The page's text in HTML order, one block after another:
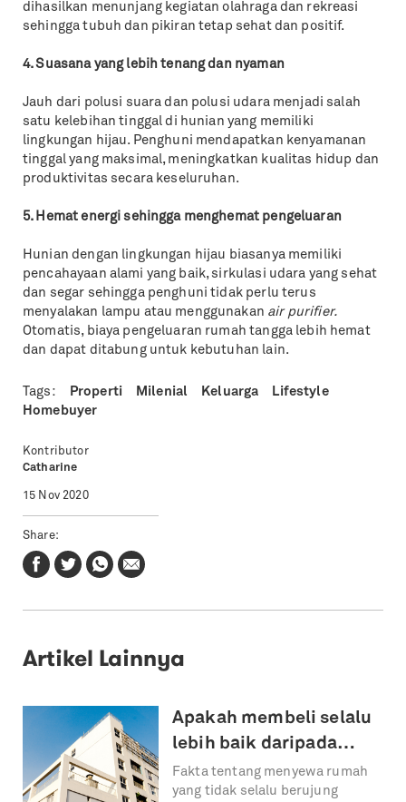
dihasilkan menunjang kegiatan olahraga dan rekreasi
sehingga tubuh dan pikiran tetap sehat dan positif.
4. Suasana yang lebih tenang dan nyaman
Jauh dari polusi suara dan polusi udara menjadi salah
satu kelebihan tinggal di hunian yang memiliki
lingkungan hijau. Penghuni mendapatkan kenyamanan
tinggal yang maksimal, meningkatkan kualitas hidup dan
produktivitas secara keseluruhan.
5. Hemat energi sehingga menghemat pengeluaran
Hunian dengan lingkungan hijau biasanya memiliki
pencahayaan alami yang baik, sirkulasi udara yang sehat
dan segar sehingga penghuni tidak perlu terus
menyalakan lampu atau menggunakan air purifier.
Otomatis, biaya pengeluaran rumah tangga lebih hemat
dan dapat ditabung untuk kebutuhan lain.
Tags: Properti Milenial Keluarga
Lifestyle
Homebuyer
Kontributor
Catharine
15 Nov 2020
Share:
Artikel Lainnya
Apakah membeli selalu
lebih baik daripada
menyewa rumah?
Fakta tentang menyewa rumah
yang tidak selalu berujung